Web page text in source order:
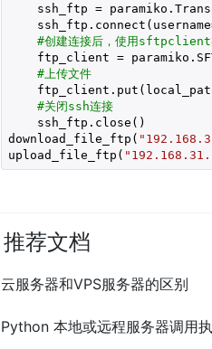
ssh_ftp =
#创建连接后，使用sftpclient
ftp_client =
#上传文件
#关闭ssh连接
    ssh_ftp.close()
download_file_ftp(
upload_file_ftp(
推荐文档
云服务器和VPS服务器的区别
Python 本地或远程服务器调用